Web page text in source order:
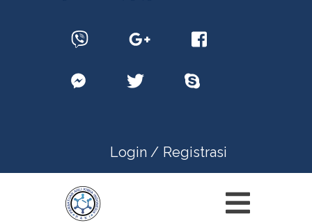
Login / Registrasi